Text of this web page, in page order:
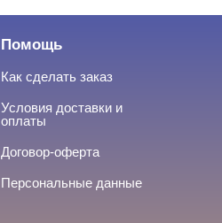
Помощь
Как сделать заказ
Условия доставки и
оплаты
Договор-оферта
Персональные данные